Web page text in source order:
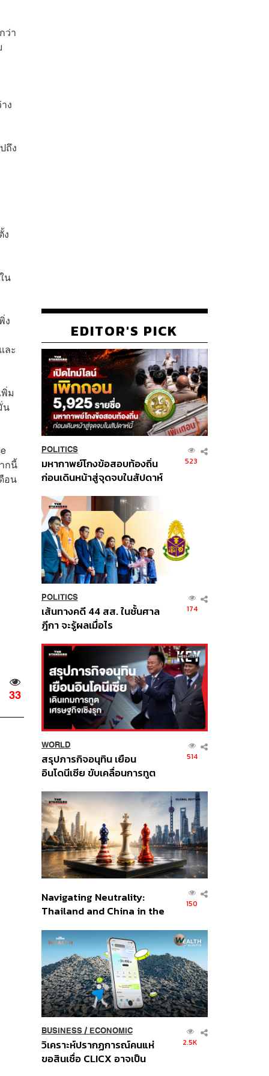
ว่า
ง
ถึง
ง
น
ง
ละ
ม
น
กนี้
อน
33
EDITOR'S PICK
POLITICS
มหากาพย์โกงข้อสอบท้องถิ่น
ก่อนเดินหน้าสู่จุดจบในสัปดาห์
523
POLITICS
เส้นทางคดี 44 สส. ในชั้นศาล
ฎีกา จะรู้ผลเมื่อไร
174
WORLD
สรุปภารกิจอนุทิน เยือน
อินโดนีเซีย ขับเคลื่อนการทูต
ส่วนยุทธศาสตร์ไทย –
อินโดนีเซีย
514
Navigating Neutrality:
Thailand and China in the
Order
150
BUSINESS/ ECONOMIC
วิเคราะห์ปรากฏการณ์คนแห่
ขอสินเชื่อ CLICX อาจเป็น
2.5K